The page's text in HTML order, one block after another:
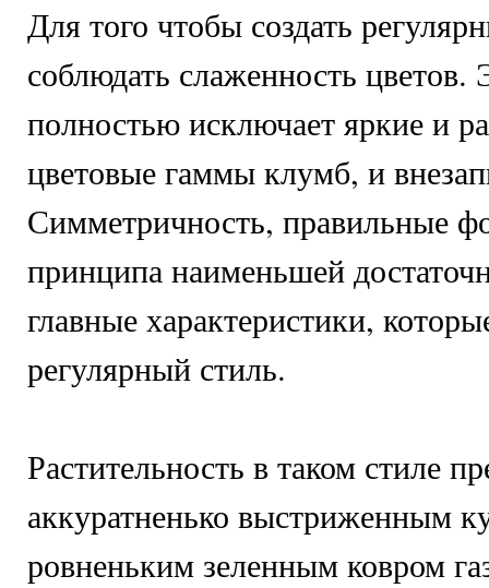
Для того чтобы создать
соблюдать слаженность цветов.
полностью исключает яркие и
цветовые гаммы клумб, и
Симметричность, правильные
принципа наименьшей
главные характеристики,
регулярный стиль.
Растительность в таком стиле
аккуратненько выстриженным
ровненьким зеленным ковром